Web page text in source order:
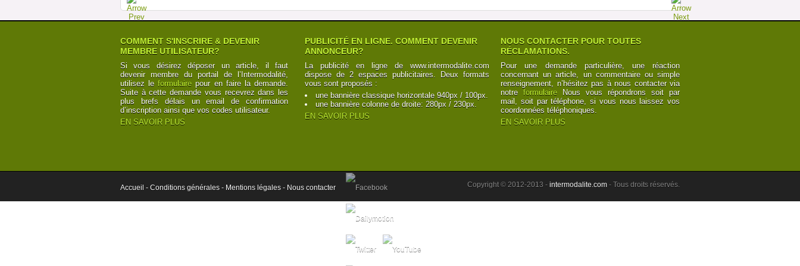
COMMENT S'INSCRIRE & DEVENIR
MEMBRE UTILISATEUR?
Si vous désirez déposer un article, il faut
devenir membre du portail de l’Intermodalité,
utilisez leformulaire pour en faire la demande.
Suite à cette demande vous recevrez dans les
plus brefs délais un email de confirmation
d’inscription ainsi que vos codes utilisateur.
EN SAVOIR PLUS
PUBLICITÉ EN LIGNE. COMMENT DEVENIR
ANNONCEUR?
La publicité en ligne de www.intermodalite.com
dispose de 2 espaces publicitaires. Deux formats
vous sont proposés :
une bannière classique horizontale 940px / 100px.
une bannière colonne de droite: 280px / 230px.
EN SAVOIR PLUS
NOUS CONTACTER POUR TOUTES
RÉCLAMATIONS.
Pour une demande particulière, une réaction
concernant un article, un commentaire ou simple
renseignement, n’hésitez pas à nous contacter via
notreformulaire Nous vous répondrons soit par
mail, soit par téléphone, si vous nous laissez vos
coordonnées téléphoniques.
EN SAVOIR PLUS
Accueil - Conditions générales - Mentions légales - Nous contacter Copyright © 2012-2013 - intermodalite.com - Tous droits réservés.